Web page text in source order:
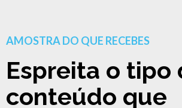
AMOSTRA DO QUE RECEBES
Espreita o tipo
conteúdo que